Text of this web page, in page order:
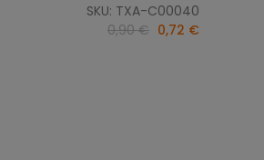
SKU: TXA-C00040
0,90 € 0,72 €